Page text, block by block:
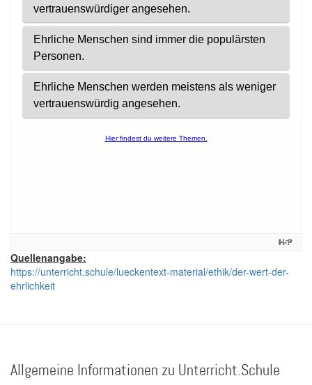
Quellenangabe:
https://unterricht.schule/lueckentext-material/ethik/der-wert-der-
ehrlichkeit
Allgemeine Informationen zu Unterricht.Schule